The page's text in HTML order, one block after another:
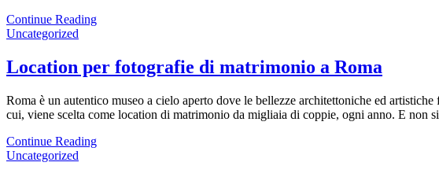
Continue Reading
Uncategorized
Location per fotografie di matrimonio a Roma
Roma è un autentico museo a cielo aperto dove le bellezze architettoniche ed
cui, viene scelta come location di matrimonio da migliaia di coppie, ogni anno. E
Continue Reading
Uncategorized